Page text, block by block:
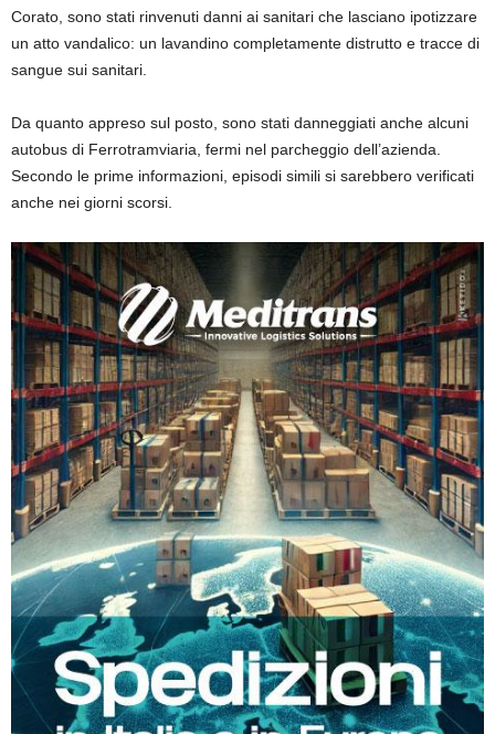
Corato, sono stati rinvenuti danni ai sanitari che lasciano ipotizzare
un atto vandalico: un lavandino completamente distrutto e tracce di
sangue sui sanitari.
Da quanto appreso sul posto, sono stati danneggiati anche alcuni
autobus di Ferrotramviaria, fermi nel parcheggio dell’azienda.
Secondo le prime informazioni, episodi simili si sarebbero verificati
anche nei giorni scorsi.